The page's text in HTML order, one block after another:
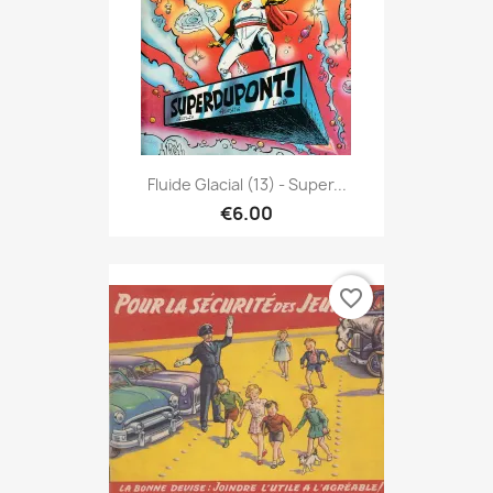
Fluide Glacial (13) - Super...
€6.00
favorite_border